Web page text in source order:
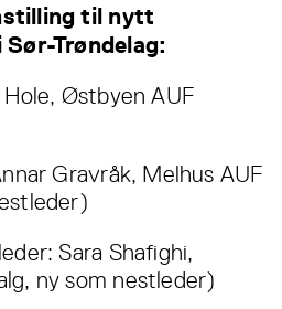
til nytt
Trøndelag:
Østbyen AUF
Gravråk, Melhus AUF
Sara Shafighi,
ny som nestleder)